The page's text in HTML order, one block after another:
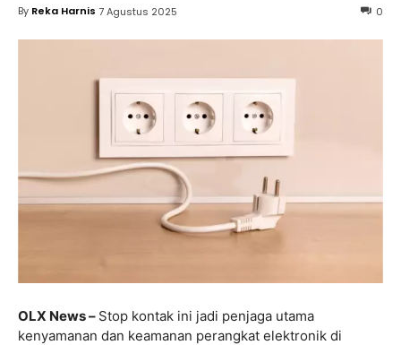
0
By Reka Harnis 7 Agustus 2025
OLX News – Stop kontak ini jadi penjaga utama
kenyamanan dan keamanan perangkat elektronik di